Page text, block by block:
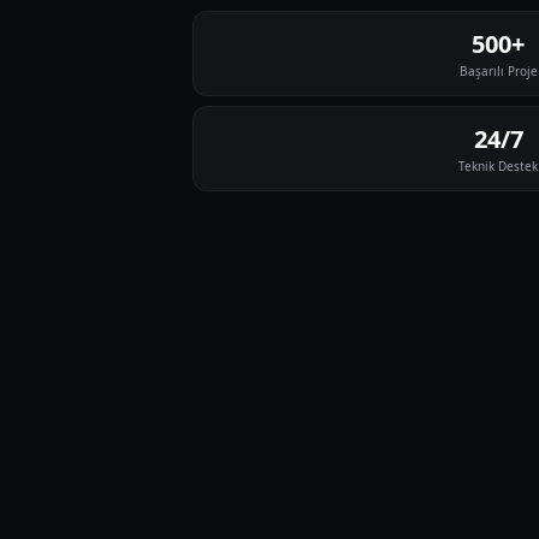
500+
Başarılı Proje
24/7
Teknik Destek